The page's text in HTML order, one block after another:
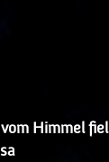
Himmel fiel